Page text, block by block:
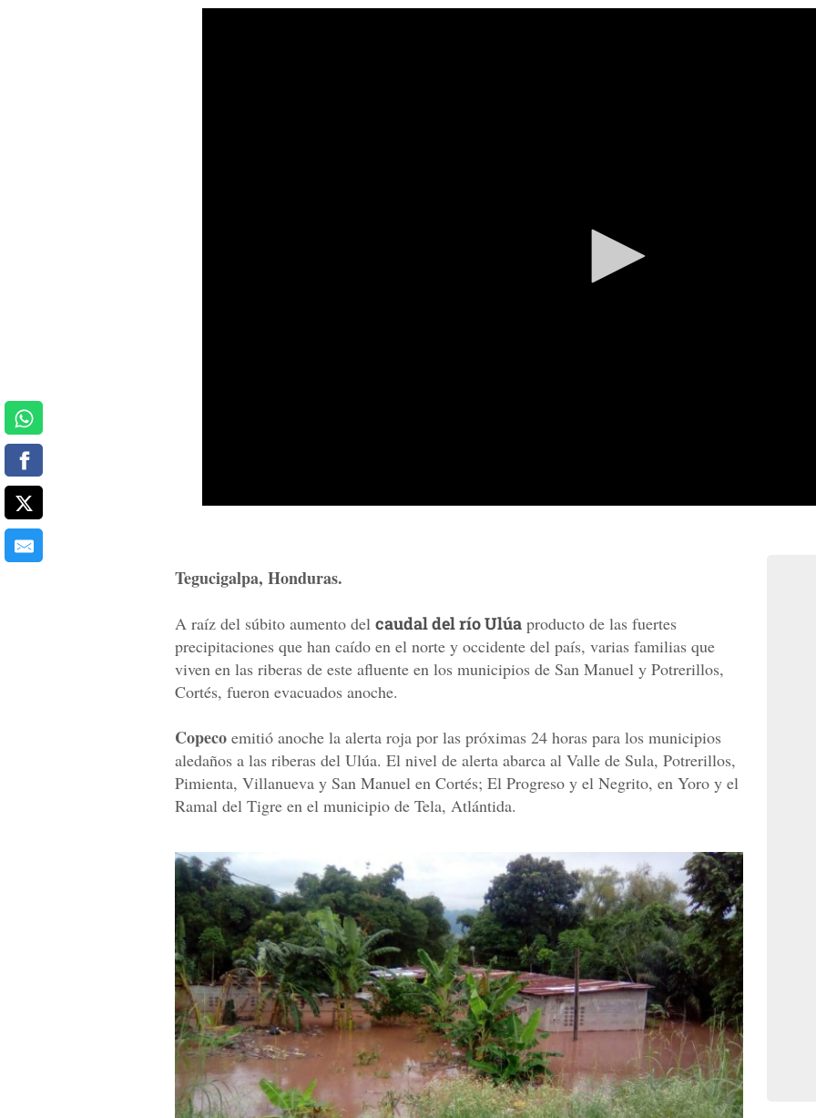
Tegucigalpa, Honduras.
A raíz del súbito aumento del caudal del río Ulúa producto de las fuertes
precipitaciones que han caído en el norte y occidente del país, varias familias que
viven en las riberas de este afluente en los municipios de San Manuel y Potrerillos,
Cortés, fueron evacuados anoche.
Copeco emitió anoche la alerta roja por las próximas 24 horas para los municipios
aledaños a las riberas del Ulúa. El nivel de alerta abarca al Valle de Sula, Potrerillos,
Pimienta, Villanueva y San Manuel en Cortés; El Progreso y el Negrito, en Yoro y el
Ramal del Tigre en el municipio de Tela, Atlántida.